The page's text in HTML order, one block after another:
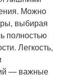
Можно
выбирая
полностью
Легкость,
— важные